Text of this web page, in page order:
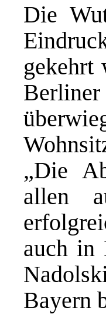
Die
gekehrt
„Die
allen
auch in
Bayern